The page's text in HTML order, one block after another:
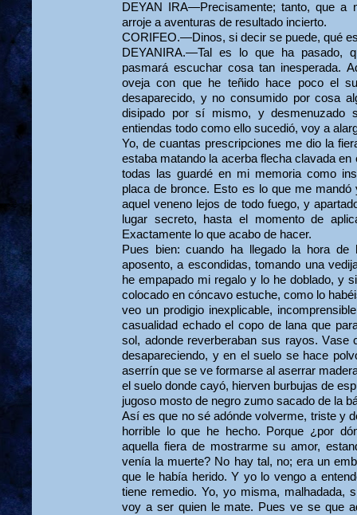
DEYAN IRA—Precisamente; tanto, que a
arroje a aventuras de resultado in­cierto.
CORIFEO.—Dinos, si decir se puede, qué
DEYANIRA.—Tal es lo que ha pasado,
pasmará escuchar cosa tan inesperada.
oveja con que he teñido hace poco el
desaparecido, y no consumido por cosa
disipado por sí mismo, y desmenuzado
entiendas todo como ello sucedió, voy a
Yo, de cuantas prescripciones me dio la
estaba matando la acerba flecha clavada
todas las guardé en mi memoria como
placa de bronce. Esto es lo que me
aquel veneno lejos de todo fuego, y
lugar secreto, hasta el momento de
Exactamente lo que acabo de hacer.
Pues bien: cuando ha llegado la hora
aposento, a escondidas, tomando una
he empapado mi regalo y lo he doblado, y
colocado en cóncavo estuche, como lo
veo un prodigio inexplicable,
casualidad echado el copo de lana que
sol, adonde reverberaban sus rayos. Vase
desaparecien­do, y en el suelo se hace
aserrín que se ve formarse al aserrar
el suelo donde cayó, hierven burbujas de
jugoso mosto de negro zumo sacado de la
Así es que no sé adónde volverme, triste y
horrible lo que he hecho. Porque ¿por
aquella fiera de mostrarme su amor,
venía la muerte? No hay tal, no; era un
que le había herido. Y yo lo vengo a
tiene remedio. Yo, yo misma, malhadada,
voy a ser quien le mate. Pues ve se que